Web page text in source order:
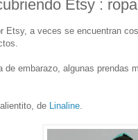
Etsy :
Etsy, a veces se encuentran
de embarazo, algunas prendas
de Linaline